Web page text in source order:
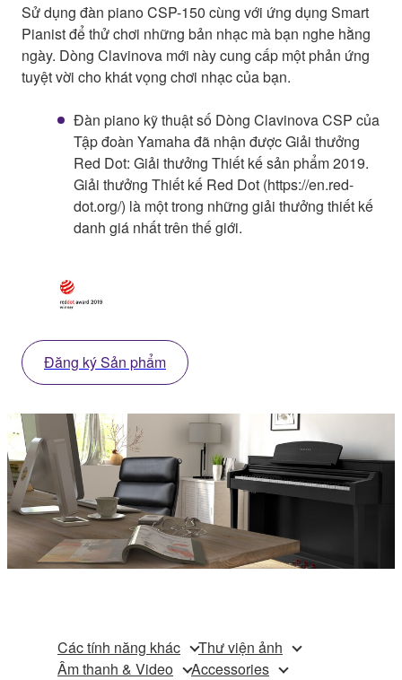
Sử dụng đàn piano CSP-150 cùng với ứng dụng Smart
Pianist để thử chơi những bản nhạc mà bạn nghe hằng
ngày. Dòng Clavinova mới này cung cấp một phản ứng
tuyệt vời cho khát vọng chơi nhạc của bạn.
Đàn piano kỹ thuật số Dòng Clavinova CSP của
Tập đoàn Yamaha đã nhận được Giải thưởng
Red Dot: Giải thưởng Thiết kế sản phẩm 2019.
Giải thưởng Thiết kế Red Dot (https://en.red-
dot.org/) là một trong những giải thưởng thiết kế
danh giá nhất trên thế giới.
Đăng ký Sản phẩm
Các tính năng khác
Thư viện ảnh
Âm thanh & Video
Accessories